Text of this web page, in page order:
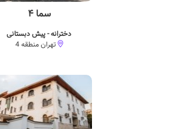
سما ۴
دخترانه - پیش دبستانی
تهران منطقه 4